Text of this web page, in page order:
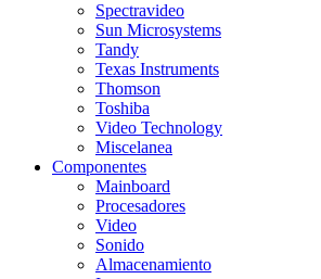
Spectravideo
Sun Microsystems
Tandy
Texas Instruments
Thomson
Toshiba
Video Technology
Miscelanea
Componentes
Mainboard
Procesadores
Video
Sonido
Almacenamiento